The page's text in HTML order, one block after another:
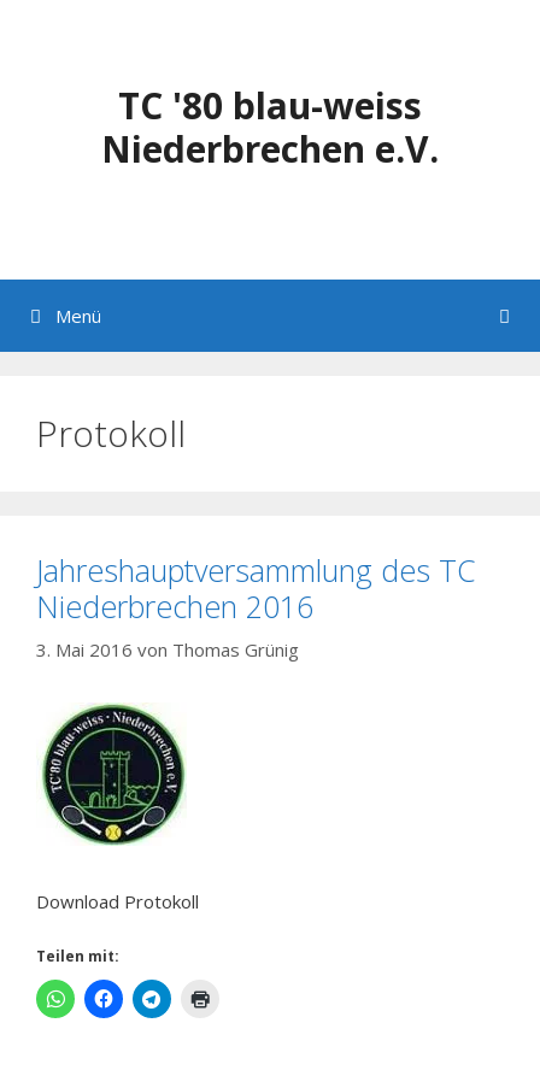
TC '80 blau-weiss
Niederbrechen e.V.
Menü
Protokoll
Jahreshauptversammlung des TC
Niederbrechen 2016
3. Mai 2016 von Thomas Grünig
Download Protokoll
Teilen mit: